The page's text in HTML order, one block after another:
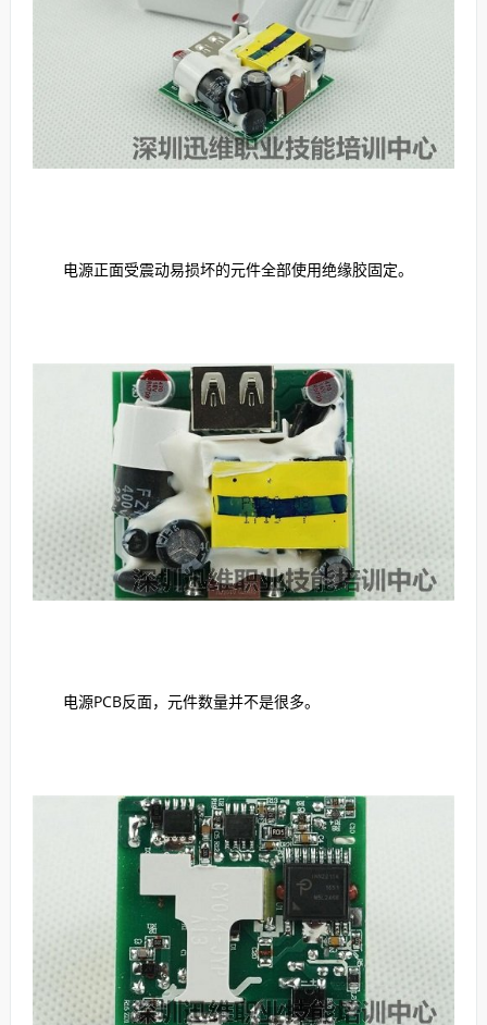
电源正面受震动易损坏的元件全部使用绝缘胶固定。
电源PCB反面，元件数量并不是很多。